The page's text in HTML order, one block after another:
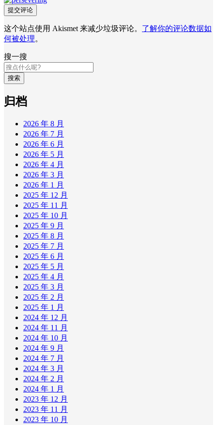
这个站点使用 Akismet 来减少垃圾评论。 了解你的评论数据如
何被处理。
搜一搜
搜索
归档
2026 年 8 月
2026 年 7 月
2026 年 6 月
2026 年 5 月
2026 年 4 月
2026 年 3 月
2026 年 1 月
2025 年 12 月
2025 年 11 月
2025 年 10 月
2025 年 9 月
2025 年 8 月
2025 年 7 月
2025 年 6 月
2025 年 5 月
2025 年 4 月
2025 年 3 月
2025 年 2 月
2025 年 1 月
2024 年 12 月
2024 年 11 月
2024 年 10 月
2024 年 9 月
2024 年 7 月
2024 年 3 月
2024 年 2 月
2024 年 1 月
2023 年 12 月
2023 年 11 月
2023 年 10 月